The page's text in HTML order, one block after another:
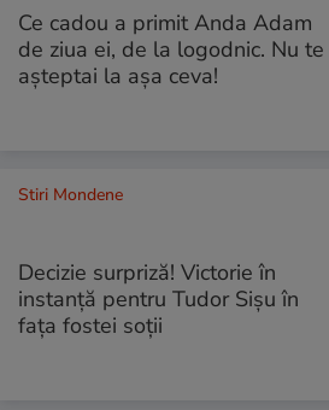
Ce cadou a primit Anda Adam
de ziua ei, de la logodnic. Nu te
așteptai la așa ceva!
Stiri Mondene
Decizie surpriză! Victorie în
instanță pentru Tudor Sișu în
fața fostei soții